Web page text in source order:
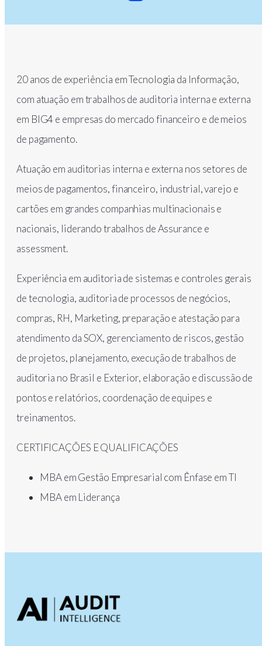
20 anos de experiência em Tecnologia da Informação,
com atuação em trabalhos de auditoria interna e externa
em BIG4 e empresas do mercado financeiro e de meios
de pagamento.
Atuação em auditorias interna e externa nos setores de
meios de pagamentos, financeiro, industrial, varejo e
cartões em grandes companhias multinacionais e
nacionais, liderando trabalhos de Assurance e
assessment.
Experiência em auditoria de sistemas e controles gerais
de tecnologia, auditoria de processos de negócios,
compras, RH, Marketing, preparação e atestação para
atendimento da SOX, gerenciamento de riscos, gestão
de projetos, planejamento, execução de trabalhos de
auditoria no Brasil e Exterior, elaboração e discussão de
pontos e relatórios, coordenação de equipes e
treinamentos.
CERTIFICAÇÕES E QUALIFICAÇÕES
MBA em Gestão Empresarial com Ênfase em TI
MBA em Liderança